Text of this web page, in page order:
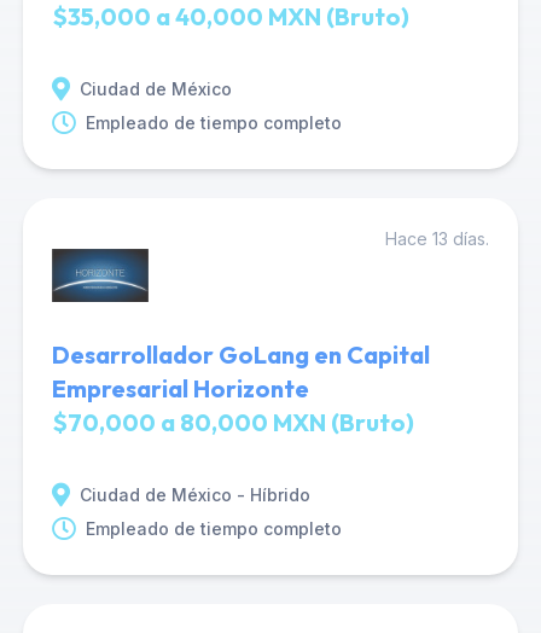
$35,000 a 40,000 MXN (Bruto)
Ciudad de México
Empleado de tiempo completo
Hace 13 días.
Desarrollador GoLang en Capital
Empresarial Horizonte
$70,000 a 80,000 MXN (Bruto)
Ciudad de México - Híbrido
Empleado de tiempo completo